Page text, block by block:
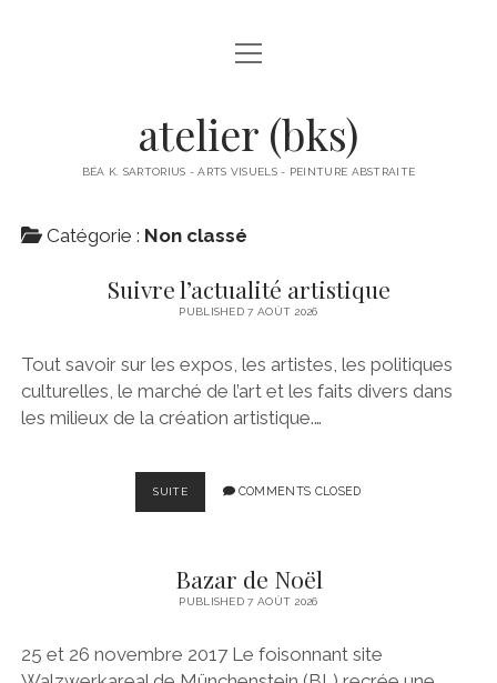
À PROPOS
BÉA K. SARTORIUS
PEINTURES
POLITIQUE DE CONFIDENTIALITÉ
open
menu
atelier (bks)
BÉA K. SARTORIUS - ARTS VISUELS - PEINTURE ABSTRAITE
Catégorie : Non classé
Suivre l’actualité artistique
PUBLISHED 7 AOÛT 2026
Tout savoir sur les expos, les artistes, les politiques
culturelles, le marché de l’art et les faits divers dans
les milieux de la création artistique.…
SUITESUIVRE
L’ACTUALITÉ
COMMENTS CLOSED
Bazar de Noël
PUBLISHED 7 AOÛT 2026
25 et 26 novembre 2017 Le foisonnant site